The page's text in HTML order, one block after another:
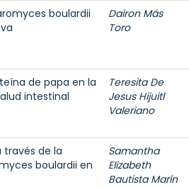
boulardii
Dairon Más
Toro
de papa en la
intestinal
Teresita De
Jesus Hijuitl
Valeriano
de la
boulardii en
Samantha
Elizabeth
Bautista Marín